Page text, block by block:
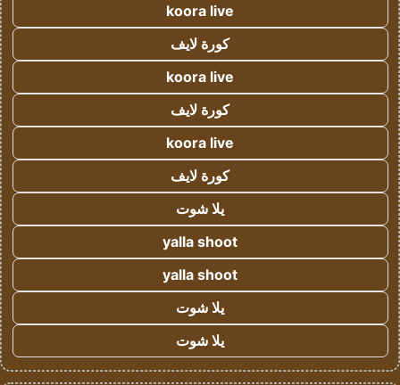
koora live
كورة لايف
koora live
كورة لايف
koora live
كورة لايف
يلا شوت
yalla shoot
yalla shoot
يلا شوت
يلا شوت